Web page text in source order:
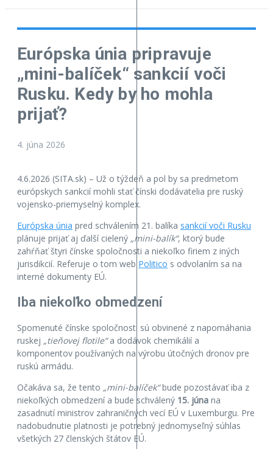
Európska únia pripravuje
„mini-balíček“ sankcií voči
Rusku. Kedy by ho mohla
prijať?
4. júna 2026
4.6.2026 (SITA.sk) – Už o týždeň a pol by sa predmetom
európskych sankcií mohli stať čínski dodávatelia pre ruský
vojensko-priemyselný komplex.
Európska únia pred schválením 21. balíka sankcií voči Rusku
plánuje prijať aj ďalší cielený „mini-balík“, ktorý bude
zahŕňať štyri čínske spoločnosti a niekoľko firiem z iných
jurisdikcií. Referuje o tom web Politico s odvolaním sa na
interné dokumenty EÚ.
Iba niekoľko obmedzení
Spomenuté čínske spoločnosti sú obvinené z napomáhania
ruskej „tieňovej flotile“a dodávok chemikálií a
komponentov používaných na výrobu útočných dronov pre
ruskú armádu.
Očakáva sa, že tento „mini-balíček“bude pozostávať iba z
niekoľkých obmedzení a bude schválený 15. júna na
zasadnutí ministrov zahraničných vecí EÚ v Luxemburgu. Pre
nadobudnutie platnosti je potrebný jednomyseľný súhlas
všetkých 27 členských štátov EÚ.